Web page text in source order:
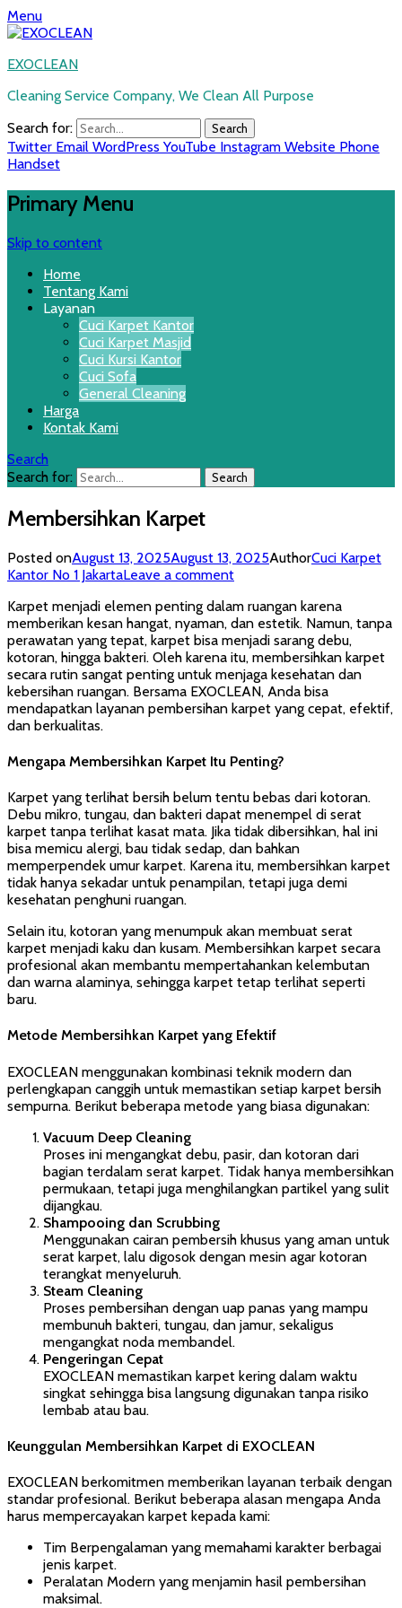
Menu
EXOCLEAN
Cleaning Service Company, We Clean All Purpose
Search for:
Twitter Email WordPress YouTube Instagram Website Phone
Handset
Primary Menu
Skip to content
Home
Tentang Kami
Layanan
Cuci Karpet Kantor
Cuci Karpet Masjid
Cuci Kursi Kantor
Cuci Sofa
General Cleaning
Harga
Kontak Kami
Search
Search for:
Membersihkan Karpet
Posted onAugust 13, 2025August 13, 2025AuthorCuci Karpet
Kantor No 1 JakartaLeave a comment
Karpet menjadi elemen penting dalam ruangan karena
memberikan kesan hangat, nyaman, dan estetik. Namun, tanpa
perawatan yang tepat, karpet bisa menjadi sarang debu,
kotoran, hingga bakteri. Oleh karena itu, membersihkan karpet
secara rutin sangat penting untuk menjaga kesehatan dan
kebersihan ruangan. Bersama EXOCLEAN, Anda bisa
mendapatkan layanan pembersihan karpet yang cepat, efektif,
dan berkualitas.
Mengapa Membersihkan Karpet Itu Penting?
Karpet yang terlihat bersih belum tentu bebas dari kotoran.
Debu mikro, tungau, dan bakteri dapat menempel di serat
karpet tanpa terlihat kasat mata. Jika tidak dibersihkan, hal ini
bisa memicu alergi, bau tidak sedap, dan bahkan
memperpendek umur karpet. Karena itu, membersihkan karpet
tidak hanya sekadar untuk penampilan, tetapi juga demi
kesehatan penghuni ruangan.
Selain itu, kotoran yang menumpuk akan membuat serat
karpet menjadi kaku dan kusam. Membersihkan karpet secara
profesional akan membantu mempertahankan kelembutan
dan warna alaminya, sehingga karpet tetap terlihat seperti
baru.
Metode Membersihkan Karpet yang Efektif
EXOCLEAN menggunakan kombinasi teknik modern dan
perlengkapan canggih untuk memastikan setiap karpet bersih
sempurna. Berikut beberapa metode yang biasa digunakan:
Vacuum Deep Cleaning
Proses ini mengangkat debu, pasir, dan kotoran dari
bagian terdalam serat karpet. Tidak hanya membersihkan
permukaan, tetapi juga menghilangkan partikel yang sulit
dijangkau.
Shampooing dan Scrubbing
Menggunakan cairan pembersih khusus yang aman untuk
serat karpet, lalu digosok dengan mesin agar kotoran
terangkat menyeluruh.
Steam Cleaning
Proses pembersihan dengan uap panas yang mampu
membunuh bakteri, tungau, dan jamur, sekaligus
mengangkat noda membandel.
Pengeringan Cepat
EXOCLEAN memastikan karpet kering dalam waktu
singkat sehingga bisa langsung digunakan tanpa risiko
lembab atau bau.
Keunggulan Membersihkan Karpet di EXOCLEAN
EXOCLEAN berkomitmen memberikan layanan terbaik dengan
standar profesional. Berikut beberapa alasan mengapa Anda
harus mempercayakan karpet kepada kami:
Tim Berpengalaman yang memahami karakter berbagai
jenis karpet.
Peralatan Modern yang menjamin hasil pembersihan
maksimal.